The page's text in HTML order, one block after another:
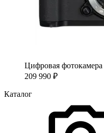
Цифровая
209 990 ₽
Каталог